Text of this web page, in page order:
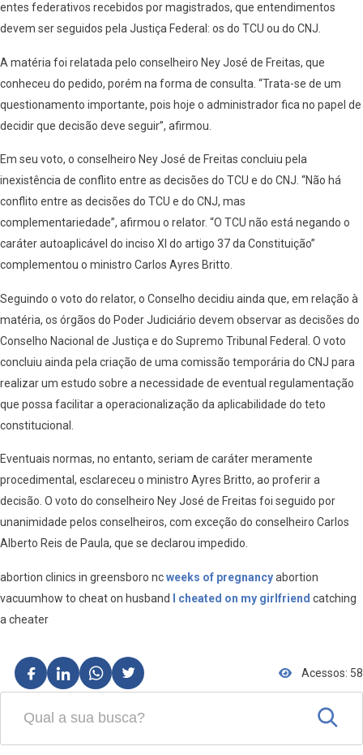
entes federativos recebidos por magistrados, que entendimentos
devem ser seguidos pela Justiça Federal: os do TCU ou do CNJ.
A matéria foi relatada pelo conselheiro Ney José de Freitas, que
conheceu do pedido, porém na forma de consulta. “Trata-se de um
questionamento importante, pois hoje o administrador fica no papel de
decidir que decisão deve seguir”, afirmou.
Em seu voto, o conselheiro Ney José de Freitas concluiu pela
inexistência de conflito entre as decisões do TCU e do CNJ. “Não há
conflito entre as decisões do TCU e do CNJ, mas
complementariedade”, afirmou o relator. “O TCU não está negando o
caráter autoaplicável do inciso XI do artigo 37 da Constituição”
complementou o ministro Carlos Ayres Britto.
Seguindo o voto do relator, o Conselho decidiu ainda que, em relação à
matéria, os órgãos do Poder Judiciário devem observar as decisões do
Conselho Nacional de Justiça e do Supremo Tribunal Federal. O voto
concluiu ainda pela criação de uma comissão temporária do CNJ para
realizar um estudo sobre a necessidade de eventual regulamentação
que possa facilitar a operacionalização da aplicabilidade do teto
constitucional.
Eventuais normas, no entanto, seriam de caráter meramente
procedimental, esclareceu o ministro Ayres Britto, ao proferir a
decisão. O voto do conselheiro Ney José de Freitas foi seguido por
unanimidade pelos conselheiros, com exceção do conselheiro Carlos
Alberto Reis de Paula, que se declarou impedido.
abortion clinics in greensboro ncweeks of pregnancyabortion
vacuumhow to cheat on husband
I cheated on my girlfriend catching
a cheater
Acessos: 58